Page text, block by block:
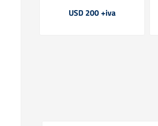
USD 200 +iva